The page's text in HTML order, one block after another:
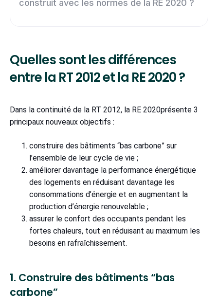
construit avec les normes de la RE 2020 ?
Quelles sont les différences
entre la RT 2012 et la RE 2020 ?
Dans la continuité de la RT 2012, la RE 2020présente 3
principaux nouveaux objectifs :
construire des bâtiments “bas carbone” sur
l’ensemble de leur cycle de vie ;
améliorer davantage la performance énergétique
des logements en réduisant davantage les
consommations d’énergie et en augmentant la
production d’énergie renouvelable ;
assurer le confort des occupants pendant les
fortes chaleurs, tout en réduisant au maximum les
besoins en rafraîchissement.
1. Construire des bâtiments “bas
carbone”